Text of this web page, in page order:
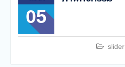
05
slider